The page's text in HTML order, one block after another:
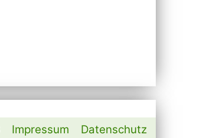
Datenschutz
Impressum